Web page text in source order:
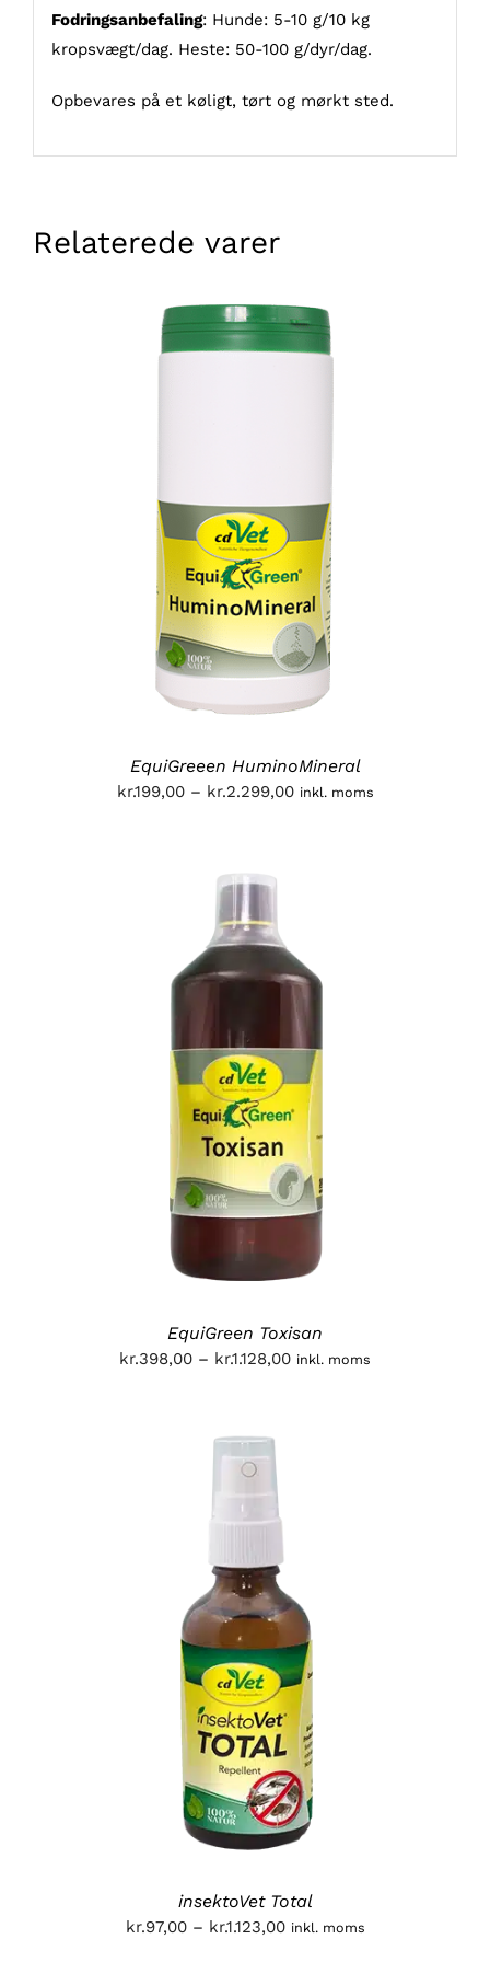
Fodringsanbefaling: Hunde: 5-10 g/10 kg
kropsvægt/dag. Heste: 50-100 g/dyr/dag.
Opbevares på et køligt, tørt og mørkt sted.
Relaterede varer
EquiGreeen HuminoMineral
kr.199,00 – kr.2.299,00Prisinterval:
inkl. moms
EquiGreen Toxisan
kr.398,00 – kr.1.128,00Prisinterval:
inkl. moms
insektoVet Total
kr.97,00 – kr.1.123,00Prisinterval:
inkl. moms